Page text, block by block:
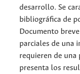
desarrollo. Se
bibliográfica de
Documento
parciales de una
requieren de
presenta los